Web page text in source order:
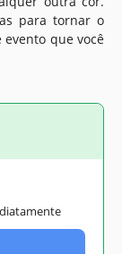
para tornar o
que você